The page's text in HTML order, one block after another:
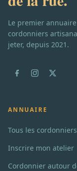
Le premier
cordonniers
jeter, depuis 2021.
ANNUAIRE
Tous les cordonniers
Inscrire mon atelier
Cordonnier autour